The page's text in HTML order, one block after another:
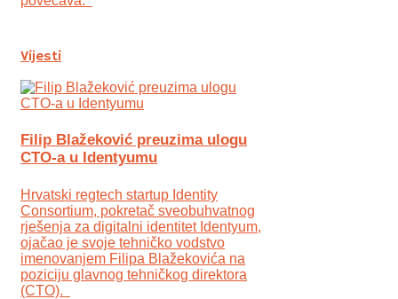
Vijesti
Filip Blažeković preuzima ulogu
CTO-a u Identyumu
Hrvatski regtech startup Identity
Consortium, pokretač sveobuhvatnog
rješenja za digitalni identitet Identyum,
ojаčao je svoje tehničko vodstvo
imenovanjem Filipa Blažekovića na
poziciju glavnog tehničkog direktora
(CTO).